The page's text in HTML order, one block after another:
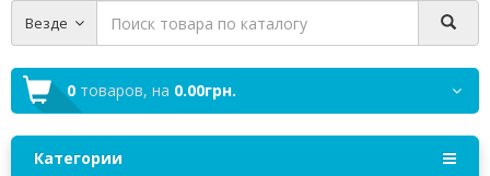
Везде
0 товаров, на 0.00грн.
Категории